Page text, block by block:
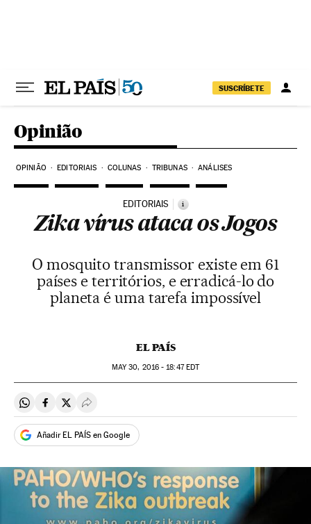
SUSCRÍBETE
Opinião
OPINIÃO EDITORIAIS COLUNAS TRIBUNAS ANÁLISES
EDITORIAIS i
Zika vírus ataca os Jogos
O mosquito transmissor existe em 61
países e territórios, e erradicá-lo do
planeta é uma tarefa impossível
EL PAÍS
MAY30, 2016 - 18:47EDT
Compartir en Whatsapp
Compartir en Facebook
Compartir en Twitter
Desplegar Redes Sociales
Añadir EL PAÍS en Google